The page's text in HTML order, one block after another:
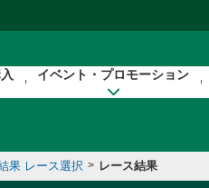
イベント・プロモーション
果 レース選択 > レース結果